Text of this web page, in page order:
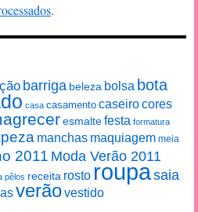
.
barriga beleza bolsa bota
casa casamento caseirocores
esmaltefesta formatura
manchas maquiagem meia
2011 Moda Verão 2011
pêlos receita rosto roupasaia
verãovestido